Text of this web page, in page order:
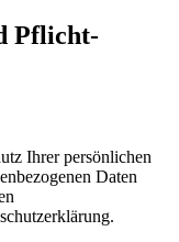
Pflicht­
Ihrer persönlichen
Daten